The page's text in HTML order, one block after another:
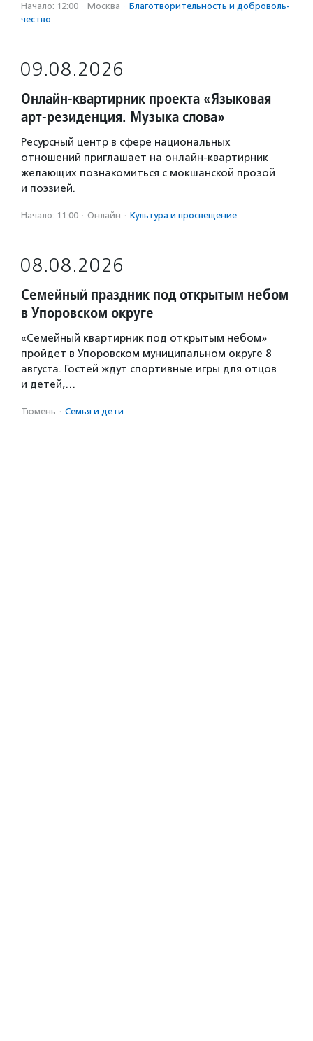
Начало: 12:00 · Москва · Благотвори­тель­ность и доброволь­
чест­во
09.08.2026
Онлайн-квартирник проекта «Языковая
арт-резиденция. Музыка слова»
Ресурсный центр в сфере национальных
отношений приглашает на онлайн-квартирник
желающих познакомиться с мокшанской прозой
и поэзией.
Начало: 11:00 · Онлайн · Культура и просвещение
08.08.2026
Семейный праздник под открытым небом
в Упоровском округе
«Семейный квартирник под открытым небом»
пройдет в Упоровском муниципальном округе 8
августа. Гостей ждут спортивные игры для отцов
и детей,…
Тюмень · Семья и дети